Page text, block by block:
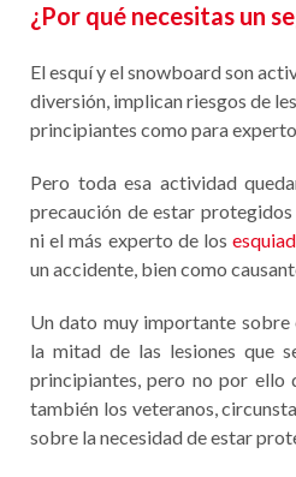
¿Por qué necesitas un
El esquí y el snowboard son
diversión, implican riesgos de
principiantes como para
Pero toda esa actividad
precaución de estar protegidos
ni el más experto de los
un accidente, bien como
Un dato muy importante sobre
la mitad de las lesiones que
principiantes, pero no por ello
también los veteranos,
sobre la necesidad de estar